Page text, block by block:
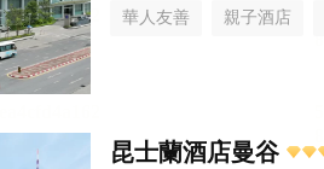
華人友善 親子酒店
昆士蘭酒店曼谷